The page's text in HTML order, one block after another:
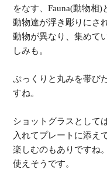
をなす、Fauna(動物相
動物達が浮き彫りにさ
動物が異なり、集めて
しみも。
ぷっくりと丸みを帯び
すね。
ショットグラスとして
入れてプレートに添え
楽しむのもありですね
使えそうです。